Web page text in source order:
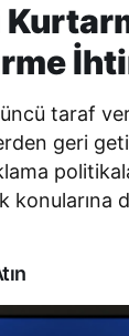
taraf
geri
konularına